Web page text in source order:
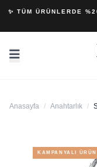
✨ TÜM ÜRÜNLERDE
Anasayfa / Anahtarlık /
KAMPANYALI ÜRÜN